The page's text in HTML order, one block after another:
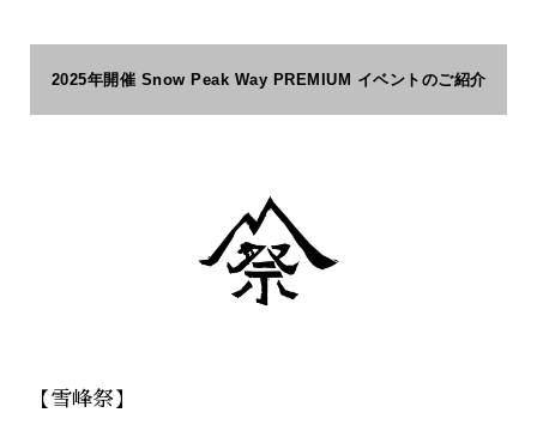
2025年開催 Snow Peak Way PREMIUM イベントのご紹介
【雪峰祭】